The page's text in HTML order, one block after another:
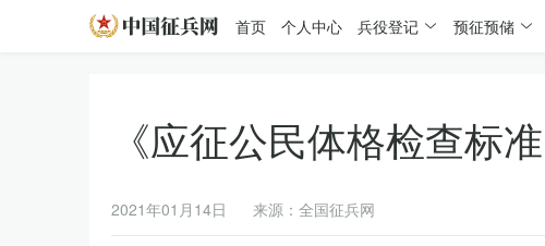
首页 个人中心 兵役登记 预征预储
《应征公民体格检查标
2021年01月14日 来源：全国征兵网